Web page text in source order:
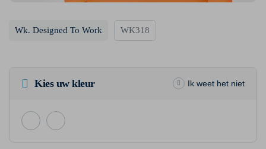
Wk. Designed To Work WK318
Kies uw kleur Ik weet het niet